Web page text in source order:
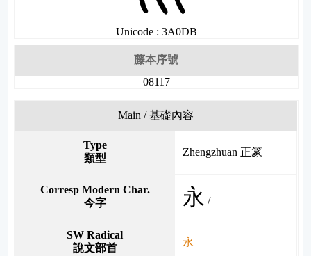
Unicode : 3A0DB
藤本序號
08117
Main / 基礎內容
Type
類型
Zhengzhuan 正篆
Corresp Modern Char.
今字
永 /
SW Radical
說文部首
永